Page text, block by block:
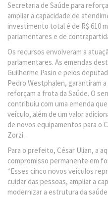
Secretaria de Saúde para
ampliar a capacidade de
investimento total é de R$ 610
parlamentares e de
Os recursos envolveram a
parlamentares. As emendas
Guilherme Pasin e pelos
Pedro Westphalen, garantiram
reforçam a frota da Saúde. O
contribuiu com uma emenda
veículo, além de um valor
de novos equipamentos para o
Zorzi.
Para o prefeito, César Ulian, a
compromisso permanente em
“Esses cinco novos veículos
cuidar das pessoas, ampliar a
modernizar a estrutura da